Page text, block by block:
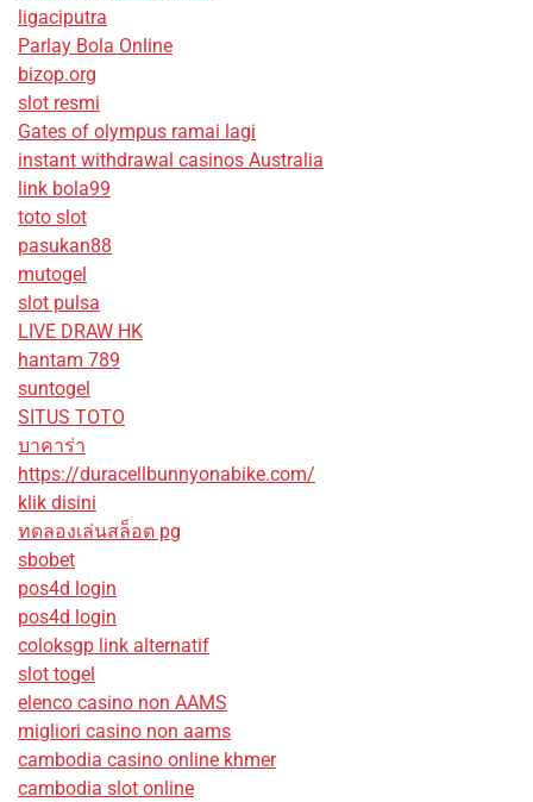
ligaciputra
Parlay Bola Online
bizop.org
slot resmi
Gates of olympus ramai lagi
instant withdrawal casinos Australia
link bola99
toto slot
pasukan88
mutogel
slot pulsa
LIVE DRAW HK
hantam 789
suntogel
SITUS TOTO
บาคาร่า
https://duracellbunnyonabike.com/
klik disini
ทดลองเล่นสล็อต pg
sbobet
pos4d login
pos4d login
coloksgp link alternatif
slot togel
elenco casino non AAMS
migliori casino non aams
cambodia casino online khmer
cambodia slot online